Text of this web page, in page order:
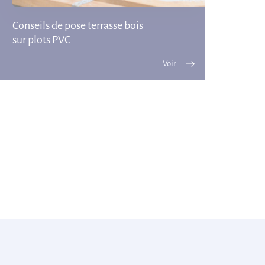
Conseils de pose terrasse bois
sur plots PVC